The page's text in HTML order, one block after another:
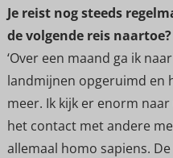
Je reist nog steeds
de volgende reis naartoe?
‘Over een maand ga ik
landmijnen opgeruimd en
meer. Ik kijk er enorm
het contact met andere
allemaal homo sapiens.